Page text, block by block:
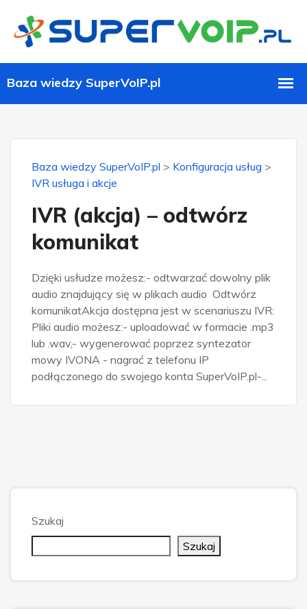
Baza wiedzy SuperVoIP.pl > Konfiguracja usług >
IVR usługa i akcje
IVR (akcja) – odtwórz
komunikat
Dzięki usłudze możesz:- odtwarzać dowolny plik
audio znajdujący się w plikach audio Odtwórz
komunikatAkcja dostępna jest w scenariuszu IVR:
Pliki audio możesz:- uploadować w formacie .mp3
lub .wav,- wygenerować poprzez syntezator
mowy IVONA - nagrać z telefonu IP
podłączonego do swojego konta SuperVoIP.pl-...
Szukaj
Szukaj